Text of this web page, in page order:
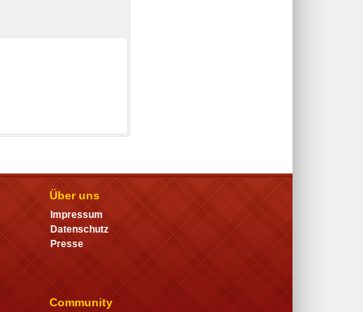
Über uns
Impressum
Datenschutz
Presse
Community